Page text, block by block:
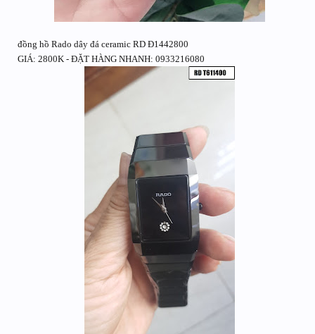
đồng hồ Rado dây đá ceramic RD Đ1442800
GIÁ: 2800K - ĐẶT HÀNG NHANH: 0933216080